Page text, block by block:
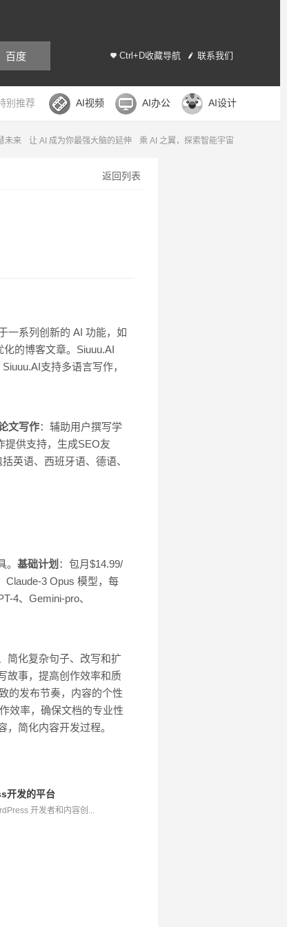
Ctrl+D收藏导航 联系我们
百度
别推荐 AI视频 AI办公 AI设计
未来 让 AI 成为你最强大脑的延伸 乘 AI 之翼，探索智能宇宙
返回列表
一系列创新的 AI 功能，如
的博客文章。Siuuu.AI
支持多语言写作，
文写作：辅助用户撰写学
提供支持，生成SEO友
英语、西班牙语、德语、
基础计划 ：包月$14.99/
Claude-3 Opus 模型，每
4、Gemini-pro、
简化复杂句子、改写和扩
故事，提高创作效率和质
的发布节奏，内容的个性
效率，确保文档的专业性
简化内容开发过程。
开发的平台
开发者和内容创...